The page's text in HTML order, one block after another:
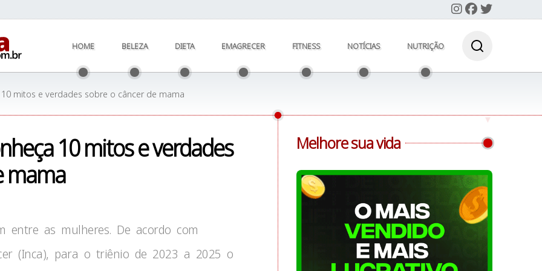
HOME BELEZA DIETA EMAGRECER FITNESS NOTÍCIAS NUTRIÇÃO
mitos e verdades sobre o câncer de mama
10 mitos e verdades
mama
as mulheres. De acordo com
(Inca), para o triênio de 2023 a 2025 o
Melhore sua vida